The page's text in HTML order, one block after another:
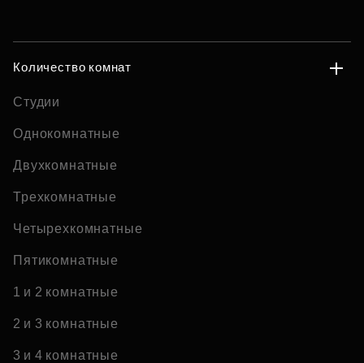
Количество комнат
Студии
Однокомнатные
Двухкомнатные
Трехкомнатные
Четырехкомнатные
Пятикомнатные
1 и 2 комнатные
2 и 3 комнатные
3 и 4 комнатные